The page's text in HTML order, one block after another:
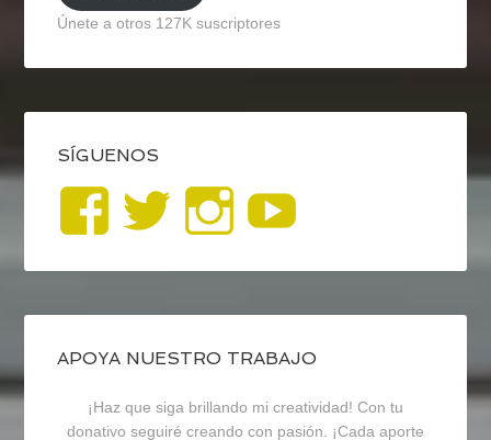
Únete a otros 127K suscriptores
SÍGUENOS
Ver
perfil
de
blogrecursosep
Ver
perfil
de
recursosep
Ver
perfil
de
recursosep
APOYA NUESTRO TRABAJO
¡Haz que siga brillando mi creatividad! Con tu
donativo seguiré creando con pasión. ¡Cada aporte